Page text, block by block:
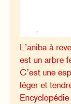
L’aniba à
est un arbre
C’est une
léger et
Encyclopédie